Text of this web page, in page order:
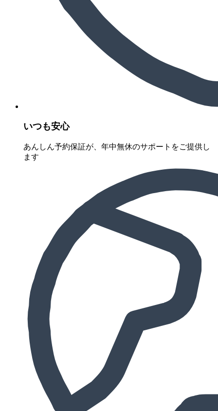
いつも安心
あんしん予約保証が、年中無休のサポートをご提供し
ます